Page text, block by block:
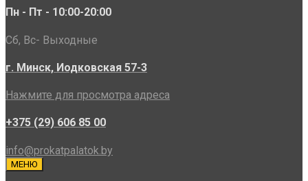
Пн - Пт - 10:00-20:00
Сб, Вс- Выходные
г. Минск, Иодковская 57-3
Нажмите для просмотра адреса
+375 (29) 606 85 00
info@prokatpalatok.by
МЕНЮ